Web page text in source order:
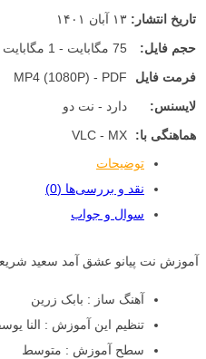
تاریخ انتشار: ۱۳ آبان ۱۴۰۱
حجم فایل:
75 مگابایت - 1 مگابایت
فرمت فایل
MP4 (1080P) - PDF
لایسنس:
دارد - نت دو
هماهنگی با:
VLC - MX
توضیحات
نقد و بررسی‌ها (0)
سوال و جواب
آموزش نت پیانو عشق آمد سعید
آهنگ ساز : بابک زرین
تنظیم این آموزش : النا
سطح آموزش : متوسط